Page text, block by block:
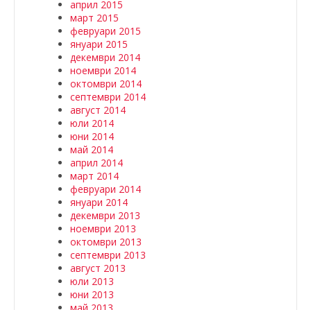
април 2015
март 2015
февруари 2015
януари 2015
декември 2014
ноември 2014
октомври 2014
септември 2014
август 2014
юли 2014
юни 2014
май 2014
април 2014
март 2014
февруари 2014
януари 2014
декември 2013
ноември 2013
октомври 2013
септември 2013
август 2013
юли 2013
юни 2013